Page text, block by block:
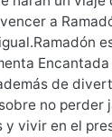
a
de
no
vivir en el